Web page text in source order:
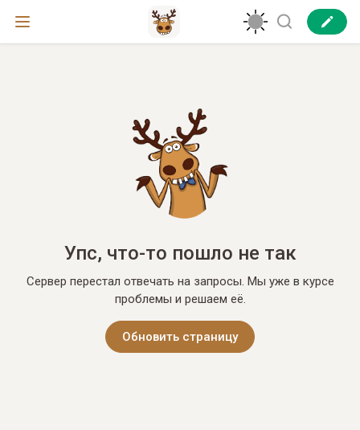
Упс, что-то пошло не так
Сервер перестал отвечать на запросы. Мы уже в курсе
проблемы и решаем её.
Обновить страницу